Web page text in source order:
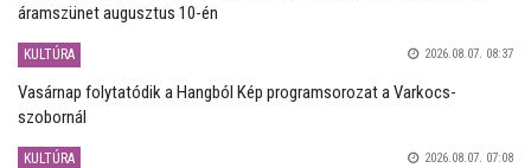
áramszünet augusztus 10-én
KULTÚRA 2026.08.07. 08:37
Vasárnap folytatódik a Hangból Kép programsorozat a Varkocs-
szobornál
KULTÚRA 2026.08.07. 07:08